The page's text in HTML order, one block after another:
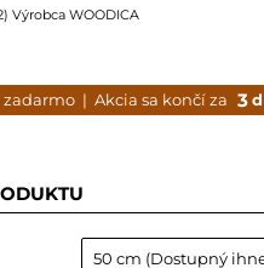
) Výrobca WOODICA
zadarmo | Akcia sa končí za 3